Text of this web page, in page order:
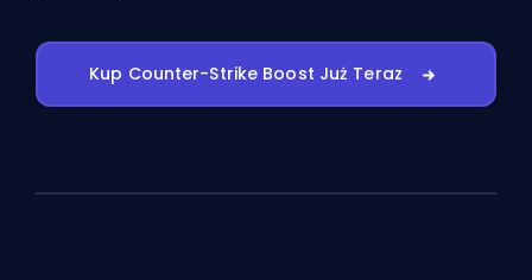
Kup Counter-Strike Boost Już Teraz